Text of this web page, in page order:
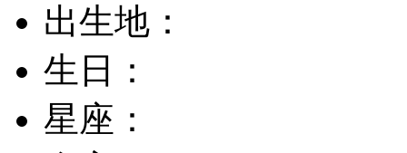
出生地：
生日：
星座：